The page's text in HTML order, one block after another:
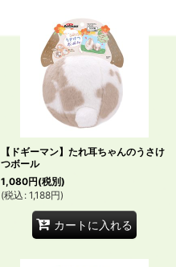
【ドギーマン】たれ耳ちゃんのうさけ
つボール
1,080円(税別)
(税込 : 1,188円)
カートに入れる